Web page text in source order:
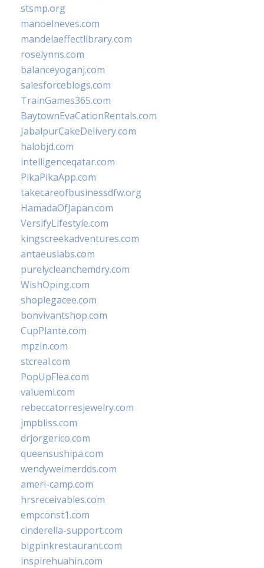
stsmp.org
manoelneves.com
mandelaeffectlibrary.com
roselynns.com
balanceyoganj.com
salesforceblogs.com
TrainGames365.com
BaytownEvaCationRentals.com
JabalpurCakeDelivery.com
halobjd.com
intelligenceqatar.com
PikaPikaApp.com
takecareofbusinessdfw.org
HamadaOfJapan.com
VersifyLifestyle.com
kingscreekadventures.com
antaeuslabs.com
purelycleanchemdry.com
WishOping.com
shoplegacee.com
bonvivantshop.com
CupPlante.com
mpzin.com
stcreal.com
PopUpFlea.com
valueml.com
rebeccatorresjewelry.com
jmpbliss.com
drjorgerico.com
queensushipa.com
wendyweimerdds.com
ameri-camp.com
hrsreceivables.com
empconst1.com
cinderella-support.com
bigpinkrestaurant.com
inspirehuahin.com